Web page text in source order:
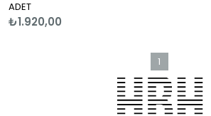
ADET
₺1.920,00
1